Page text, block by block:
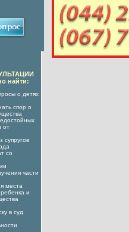
найти:
о детях
спор о
от
супругов
со
части
места
и
в суд